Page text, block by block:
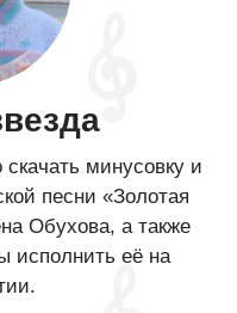
минусовку и
песни «Золотая
Обухова, а также
исполнить её на